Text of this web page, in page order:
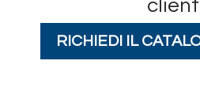
RICHIEDI IL